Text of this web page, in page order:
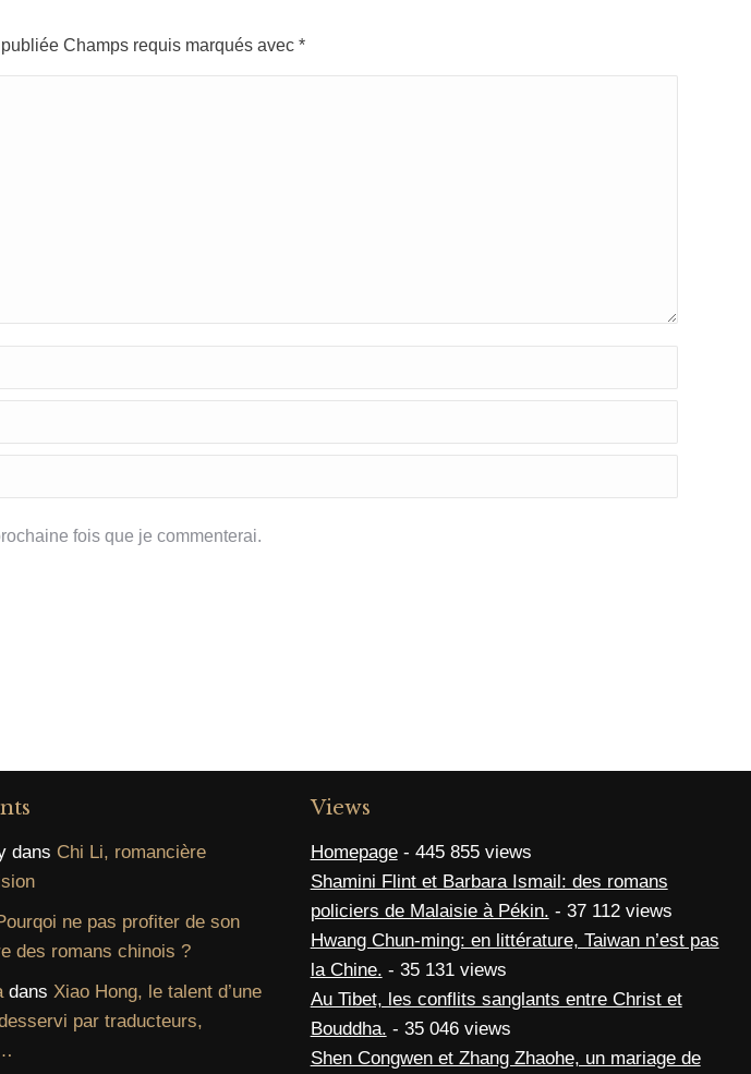
Champs requis marqués avec *
fois que je commenterai.
dans Chi Li, romancière
ne pas profiter de son
des romans chinois ?
dansXiao Hong, le talent d’une
par traducteurs,
Views
Homepage- 445 855 views
Shamini Flint et Barbara Ismail: des romans
policiers de Malaisie à Pékin. - 37 112 views
Hwang Chun-ming: en littérature, Taiwan n’est pas
la Chine. - 35 131 views
Au Tibet, les conflits sanglants entre Christ et
Bouddha. - 35 046 views
Shen Congwen et Zhang Zhaohe, un mariage de